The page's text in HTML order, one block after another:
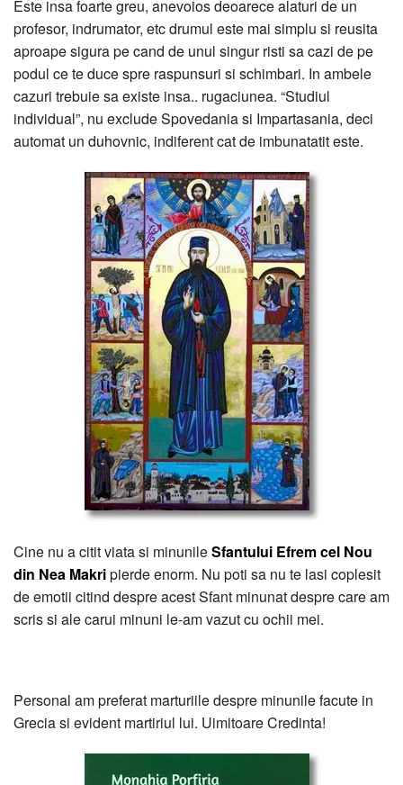
Este insa foarte greu, anevoios deoarece alaturi de un
profesor, indrumator, etc drumul este mai simplu si reusita
aproape sigura pe cand de unul singur risti sa cazi de pe
podul ce te duce spre raspunsuri si schimbari. In ambele
cazuri trebuie sa existe insa.. rugaciunea. “Studiul
individual”, nu exclude Spovedania si Impartasania, deci
automat un duhovnic, indiferent cat de imbunatatit este.
Cine nu a citit viata si minunileSfantului Efrem cel Nou
din Nea Makripierde enorm. Nu poti sa nu te lasi coplesit
de emotii citind despre acest Sfant minunat despre care am
scris si ale carui minuni le-am vazut cu ochii mei.
Personal am preferat marturiile despre minunile facute in
Grecia si evident martiriul lui. Uimitoare Credinta!